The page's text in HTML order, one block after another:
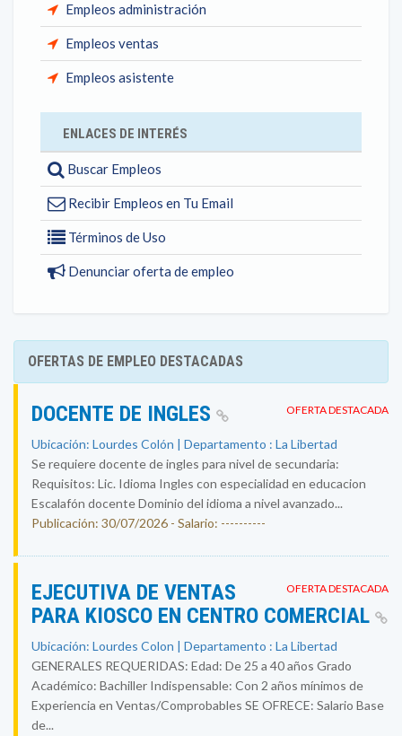
Empleos administración
Empleos ventas
Empleos asistente
ENLACES DE INTERÉS
Buscar Empleos
Recibir Empleos en Tu Email
Términos de Uso
Denunciar oferta de empleo
OFERTAS DE EMPLEO DESTACADAS
OFERTA DESTACADA
DOCENTE DE INGLES
Ubicación: Lourdes Colón | Departamento : La Libertad
Se requiere docente de ingles para nivel de secundaria:
Requisitos: Lic. Idioma Ingles con especialidad en educacion
Escalafón docente Dominio del idioma a nivel avanzado...
Publicación: 30/07/2026 - Salario: ----------
OFERTA DESTACADA
EJECUTIVA DE VENTAS
PARA KIOSCO EN CENTRO COMERCIAL
Ubicación: Lourdes Colon | Departamento : La Libertad
GENERALES REQUERIDAS: Edad: De 25 a 40 años Grado
Académico: Bachiller Indispensable: Con 2 años mínimos de
Experiencia en Ventas/Comprobables SE OFRECE: Salario Base
de...